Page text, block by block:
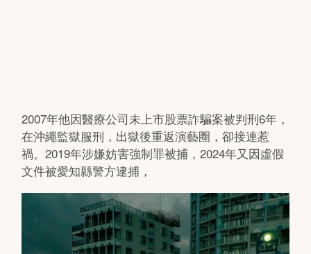
2007年他因醫療公司未上市股票詐騙案被判刑6年，
在沖繩監獄服刑，出獄後重返演藝圈，卻接連惹
禍。2019年涉嫌妨害強制罪被捕，2024年又因虛假
文件被愛知縣警方逮捕，